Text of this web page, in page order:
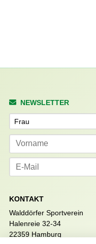
NEWSLETTER
Anrede
KONTAKT
Walddörfer Sportverein
Halenreie 32-34
22359 Hamburg